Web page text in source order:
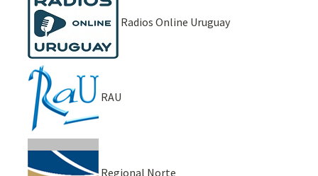
Radios Online Uruguay
RAU
Regional Norte